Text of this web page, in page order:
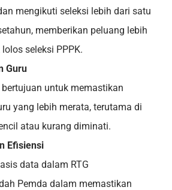
mengikuti seleksi lebih dari satu
memberikan peluang lebih
seleksi PPPK.
Guru
untuk memastikan
yang lebih merata, terutama di
atau kurang diminati.
Efisiensi
data dalam RTG
Pemda dalam memastikan